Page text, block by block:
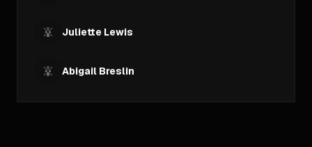
Juliette Lewis
Abigail Breslin